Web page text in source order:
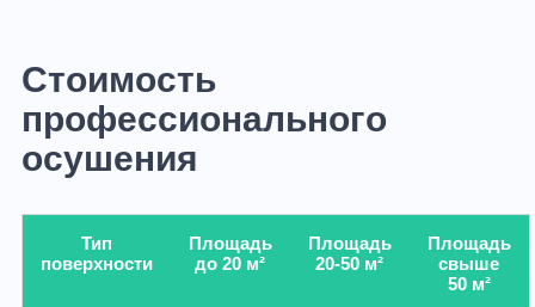
Стоимость
профессионального
осушения
Тип
поверхности
Площадь
до 20 м²
Площадь
20-50 м²
Площадь
свыше
50 м²